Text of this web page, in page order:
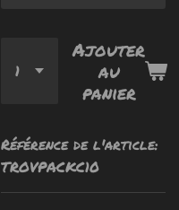
Ajouter
au
panier
Référence de l'article:
TROVPACKC10